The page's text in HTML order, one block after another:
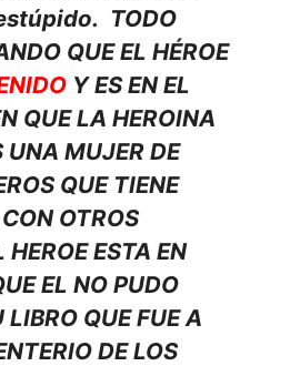
TODO
QUE EL HÉROE
YES EN EL
QUE LA HEROINA
UNA MUJER DE
QUE TIENE
OTROS
ESTA EN
EL NO PUDO
LIBRO QUE FUE A
DE LOS